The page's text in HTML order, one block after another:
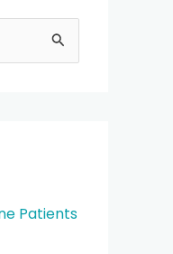
Patients